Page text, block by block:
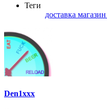
Теги
доставка магазин
Den1xxx